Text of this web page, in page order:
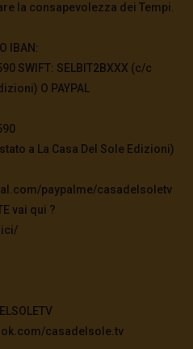
la consapevolezza dei Tempi.
IBAN:
SWIFT: SELBIT2BXXX (c/c
O PAYPAL
a La Casa Del Sole Edizioni)
paypalme/casadelsoletv
vai qui ?
casadelsole.tv